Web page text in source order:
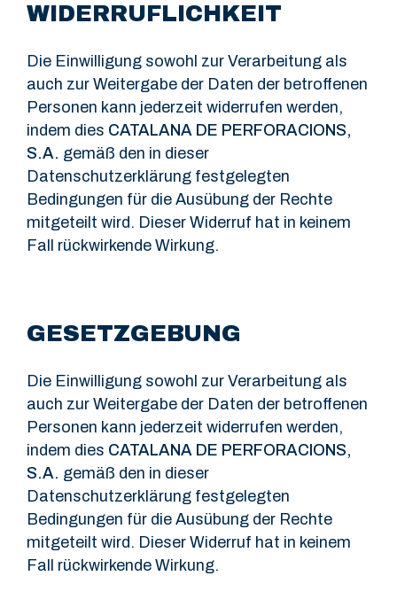
WIDERRUFLICHKEIT
Die Einwilligung sowohl zur Verarbeitung als
auch zur Weitergabe der Daten der betroffenen
Personen kann jederzeit widerrufen werden,
indem dies CATALANA DE PERFORACIONS,
S.A. gemäß den in dieser
Datenschutzerklärung festgelegten
Bedingungen für die Ausübung der Rechte
mitgeteilt wird. Dieser Widerruf hat in keinem
Fall rückwirkende Wirkung.
GESETZGEBUNG
Die Einwilligung sowohl zur Verarbeitung als
auch zur Weitergabe der Daten der betroffenen
Personen kann jederzeit widerrufen werden,
indem dies CATALANA DE PERFORACIONS,
S.A. gemäß den in dieser
Datenschutzerklärung festgelegten
Bedingungen für die Ausübung der Rechte
mitgeteilt wird. Dieser Widerruf hat in keinem
Fall rückwirkende Wirkung.